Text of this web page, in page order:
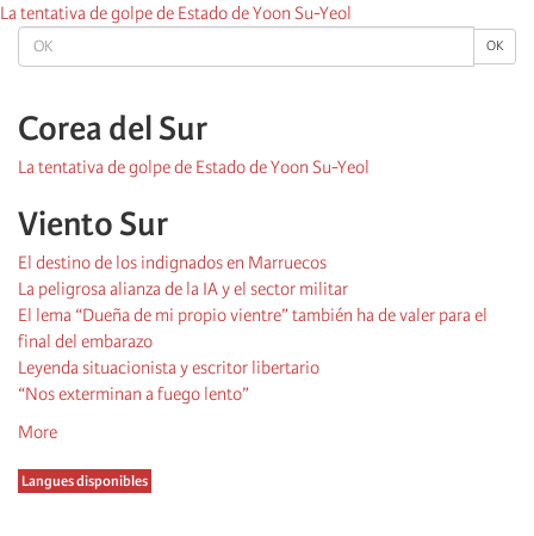
OK OK
Corea del Sur
La tentativa de golpe de Estado de Yoon Su-Yeol
Viento Sur
El destino de los indignados en Marruecos
La peligrosa alianza de la IA y el sector militar
El lema “Dueña de mi propio vientre” también ha de valer para el
final del embarazo
Leyenda situacionista y escritor libertario
“Nos exterminan a fuego lento”
More
Langues disponibles
La tentativa de golpe de Estado de Yoon Su-Yeol